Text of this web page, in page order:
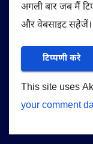
अगली बार जब मैं
और वेबसाइट सहेजें।
This site uses
your comment